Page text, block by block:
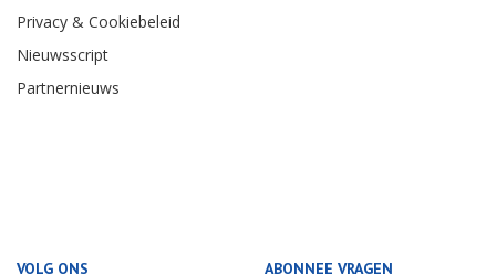
Privacy & Cookiebeleid
Nieuwsscript
Partnernieuws
VOLG ONS ABONNEE VRAGEN